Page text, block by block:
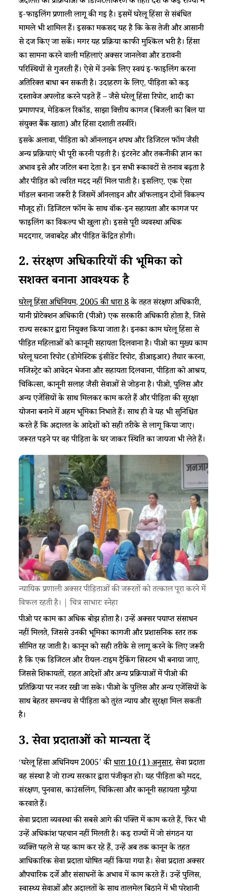
ई-फाइलिंग प्रणाली लागू की गई है। इसमें घरेलू हिंसा से संबंधित
मामले भी शामिल हैं। इसका मकसद यह है कि केस तेजी और आसानी
से दर्ज किए जा सकें। मगर यह प्रक्रिया काफी मुश्किल भरी है। हिंसा
का सामना करने वाली महिलाएं अक्सर जानलेवा और डरावनी
परिस्थियों से गुजरती हैं। ऐसे में उनके लिए स्वयं ई-फाइलिंग करना
अतिरिक्त बाधा बन सकती है। उदाहरण के लिए, पीड़िता को कई
दस्तावेज अपलोड करने पड़ते हैं – जैसे घरेलू हिंसा रिपोर्ट, शादी का
प्रमाणपत्र, मेडिकल रिकॉर्ड, साझा वित्तीय कागज (बिजली का बिल या
संयुक्त बैंक खाता) और हिंसा दर्शाती तस्वीरें।
इसके अलावा, पीड़िता को ऑनलाइन शपथ और डिजिटल फॉर्म जैसी
अन्य प्रक्रियाएं भी पूरी करनी पड़ती है। इंटरनेट और तकनीकी ज्ञान का
अभाव इसे और जटिल बना देता है। इन सभी रूकावटों से तनाव बढ़ता है
और पीड़ित को त्वरित मदद नहीं मिल पाती है। इसलिए, एक ऐसा
मॉडल बनाना जरूरी है जिसमें ऑनलाइन और ऑफलाइन दोनों विकल्प
मौजूद हों। डिजिटल फॉर्म के साथ वॉक-इन सहायता और कागज पर
फाइलिंग का विकल्प भी खुला हो। इससे पूरी व्यवस्था अधिक
मददगार, जवाबदेह और पीड़ित केंद्रित होगी।
2. संरक्षण अधिकारियों की भूमिका को
सशक्त बनाना आवश्यक है
घरेलू हिंसा अधिनियम, 2005 की धारा 8के तहत संरक्षण अधिकारी,
यानी प्रोटेक्शन अधिकारी (पीओ) एक सरकारी अधिकारी होता है, जिसे
राज्य सरकार द्वारा नियुक्त किया जाता है। इनका काम घरेलू हिंसा से
पीड़ित महिलाओं को कानूनी सहायता दिलवाना है। पीओ का मुख्य काम
घरेलू घटना रिपोर्ट (डोमेस्टिक इंसीडेंट रिपोर्ट, डीआईआर) तैयार करना,
मजिस्ट्रेट को आवेदन भेजना और सहायता दिलवाना, पीड़िता को आश्रय,
चिकित्सा, कानूनी सलाह जैसी सेवाओं से जोड़ना है। पीओ, पुलिस और
अन्य एजेंसियों के साथ मिलकर काम करते हैं और पीड़िता की सुरक्षा
योजना बनाने में अहम भूमिका निभाते हैं। साथ ही वे यह भी सुनिश्चित
करते हैं कि अदालत के आदेशों को सही तरीके से लागू किया जाए।
जरूरत पड़ने पर वह पीड़िता के घर जाकर स्थिति का जायजा भी लेते हैं।
न्यायिक प्रणाली अक्सर पीड़िताओं की जरूरतों को तत्काल पूरा करने में
विफल रहती है। | चित्र साभारः स्नेहा
पीओ पर काम का अधिक बोझ होता है। उन्हें अक्सर पर्याप्त संसाधन
नहीं मिलते, जिससे उनकी भूमिका कागजी और प्रशासनिक स्तर तक
सीमित रह जाती है। कानून को सही तरीके से लागू करने के लिए जरूरी
है कि एक डिजिटल और रीयल-टाइम ट्रैकिंग सिस्टम भी बनाया जाए,
जिससे शिकायतों, राहत आदेशों और अन्य प्रक्रियाओं में पीओ की
प्रतिक्रिया पर नजर रखी जा सके। पीओ के पुलिस और अन्य एजेंसियों के
साथ बेहतर समन्वय से पीड़िता को तुरंत न्याय और सुरक्षा मिल सकती
है।
3. सेवा प्रदाताओं को मान्यता दें
‘घरेलू हिंसा अधिनियम 2005’ कीधारा 10 (1) अनुसार, सेवा प्रदाता
वह संस्था है जो राज्य सरकार द्वारा पंजीकृत हो। यह पीड़िता को मदद,
संरक्षण, पुनर्वास, काउंसलिंग, चिकित्सा और कानूनी सहायता मुहैया
करवाते हैं।
सेवा प्रदाता व्यवस्था की सबसे आगे की पंक्ति में काम करते हैं, फिर भी
उन्हें अधिकांश पहचान नहीं मिलती है। कई राज्यों में जो संगठन या
व्यक्ति पहले से यह काम कर रहे हैं, उन्हें अब तक कानून के तहत
आधिकारिक सेवा प्रदाता घोषित नहीं किया गया है। सेवा प्रदाता अक्सर
औपचारिक दर्जे और संसाधनों के अभाव में काम करते हैं। उन्हें पुलिस,
स्वास्थ्य सेवाओं और अदालतों के साथ तालमेल बिठाने में भी परेशानी